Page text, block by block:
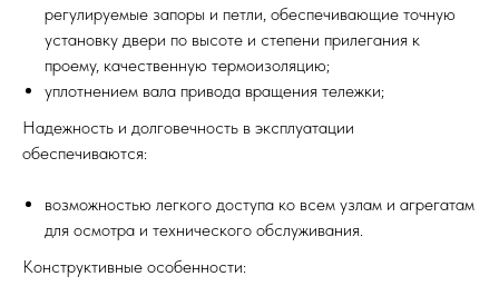
регулируемые запоры и петли, обеспечивающие точную
установку двери по высоте и степени прилегания к
проему, качественную термоизоляцию;
уплотнением вала привода вращения тележки;
Надежность и долговечность в эксплуатации
обеспечиваются:
возможностью легкого доступа ко всем узлам и агрегатам
для осмотра и технического обслуживания.
Конструктивные особенности: